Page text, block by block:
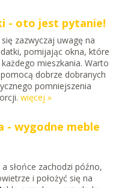
- oto jest pytanie!
zazwyczaj uwagę na
pomijając okna, które
mieszkania. Warto
dobrze dobranych
pomniejszenia
więcej »
- wygodne meble
słońce zachodzi późno,
i położyć się na